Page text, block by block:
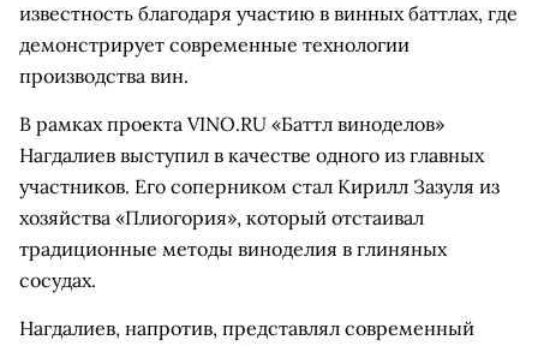
известность благодаря участию в винных баттлах, где
демонстрирует современные технологии
производства вин.
В рамках проекта VINO.RU «Баттл виноделов»
Нагдалиев выступил в качестве одного из главных
участников. Его соперником стал Кирилл Зазуля из
хозяйства «Плиогория», который отстаивал
традиционные методы виноделия в глиняных
сосудах.
Нагдалиев, напротив, представлял современный